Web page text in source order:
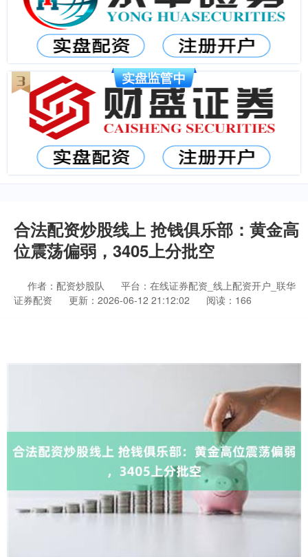
合法配资炒股线上 抢钱俱乐部：黄金高
位震荡偏弱，3405上分批空
作者：配资炒股队
平台：在线证券配资_线上配资开户_联华
证券配资
更新：2026-06-12 21:12:02 阅读：166